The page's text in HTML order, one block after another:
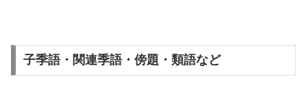
子季語・関連季語・傍題・類語など